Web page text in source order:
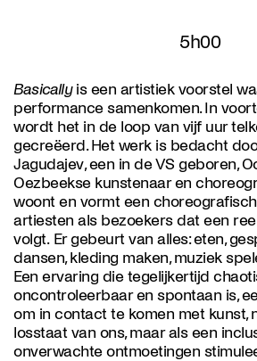
5h00
Basically is een artistiek voorstel
performance samenkomen. In
wordt het in de loop van vijf uur
gecreëerd. Het werk is bedacht
Jagudajev, een in de VS geboren,
Oezbeekse kunstenaar en
woont en vormt een
artiesten als bezoekers dat een
volgt. Er gebeurt van alles: eten,
dansen, kleding maken, muziek
Een ervaring die tegelijkertijd
oncontroleerbaar en spontaan is,
om in contact te komen met kunst,
losstaat van ons, maar als een
onverwachte ontmoetingen